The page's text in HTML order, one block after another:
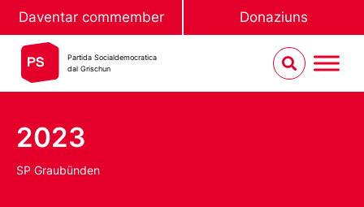
Daventar commember Donaziuns
Partida Socialdemocratica
dal Grischun
2023
SP Graubünden